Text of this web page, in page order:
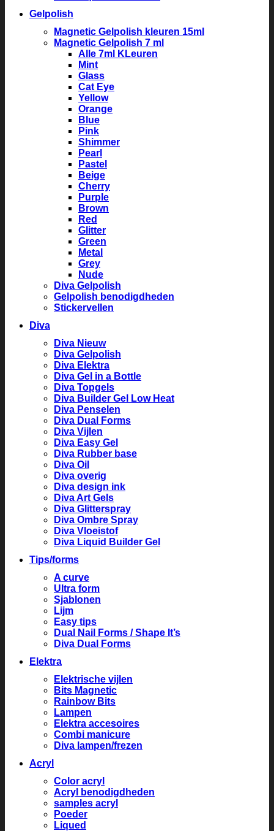
Gelpolish
Magnetic Gelpolish kleuren 15ml
Magnetic Gelpolish 7 ml
Alle 7ml KLeuren
Mint
Glass
Cat Eye
Yellow
Orange
Blue
Pink
Shimmer
Pearl
Pastel
Beige
Cherry
Purple
Brown
Red
Glitter
Green
Metal
Grey
Nude
Diva Gelpolish
Gelpolish benodigdheden
Stickervellen
Diva
Diva Nieuw
Diva Gelpolish
Diva Elektra
Diva Gel in a Bottle
Diva Topgels
Diva Builder Gel Low Heat
Diva Penselen
Diva Dual Forms
Diva Vijlen
Diva Easy Gel
Diva Rubber base
Diva Oil
Diva overig
Diva design ink
Diva Art Gels
Diva Glitterspray
Diva Ombre Spray
Diva Vloeistof
Diva Liquid Builder Gel
Tips/forms
A curve
Ultra form
Sjablonen
Lijm
Easy tips
Dual Nail Forms / Shape It’s
Diva Dual Forms
Elektra
Elektrische vijlen
Bits Magnetic
Rainbow Bits
Lampen
Elektra accesoires
Combi manicure
Diva lampen/frezen
Acryl
Color acryl
Acryl benodigdheden
samples acryl
Poeder
Liqued